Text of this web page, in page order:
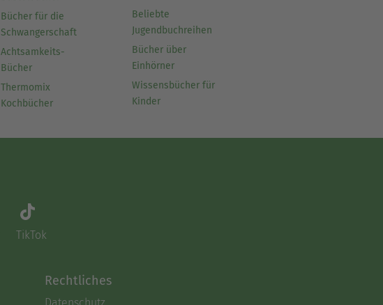
Bücher für die
Schwangerschaft
Achtsamkeits-
Bücher
Thermomix
Kochbücher
Beliebte
Jugendbuchreihen
Bücher über
Einhörner
Wissensbücher für
Kinder
TikTok
Rechtliches